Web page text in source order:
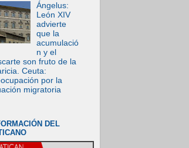
Ángelus:
León XIV
advierte
que la
acumulació
n y el
son fruto de la
Ceuta:
por la
migratoria
DEL